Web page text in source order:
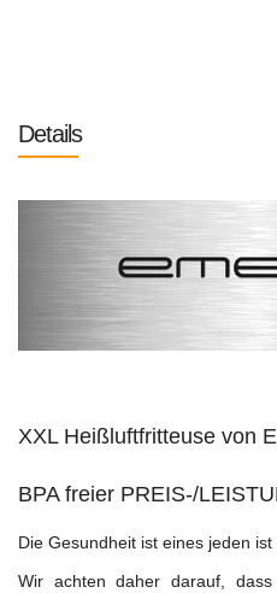
Details
XXL Heißluftfritteuse von
BPA freier PREIS-/
Die Gesundheit ist eines jeden
Wir achten daher darauf,